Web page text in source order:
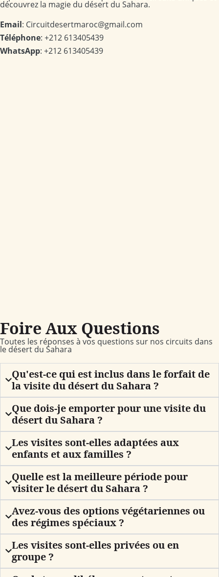
découvrez la magie du désert du Sahara.
Email: Circuitdesertmaroc@gmail.com
Téléphone: +212 613405439
WhatsApp: +212 613405439
Foire Aux Questions
Toutes les réponses à vos questions sur nos circuits dans
le désert du Sahara
Qu'est-ce qui est inclus dans le forfait de
la visite du désert du Sahara ?
Que dois-je emporter pour une visite du
désert du Sahara ?
Les visites sont-elles adaptées aux
enfants et aux familles ?
Quelle est la meilleure période pour
visiter le désert du Sahara ?
Avez-vous des options végétariennes ou
des régimes spéciaux ?
Les visites sont-elles privées ou en
groupe ?